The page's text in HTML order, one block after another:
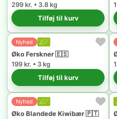
299 kr. • 3.8 kg
Tilføj til kurv
Nyhed
Øko Ferskner 🇪🇸
199 kr. • 3 kg
Tilføj til kurv
Nyhed
Øko Blandede Kiwibær 🇵🇹